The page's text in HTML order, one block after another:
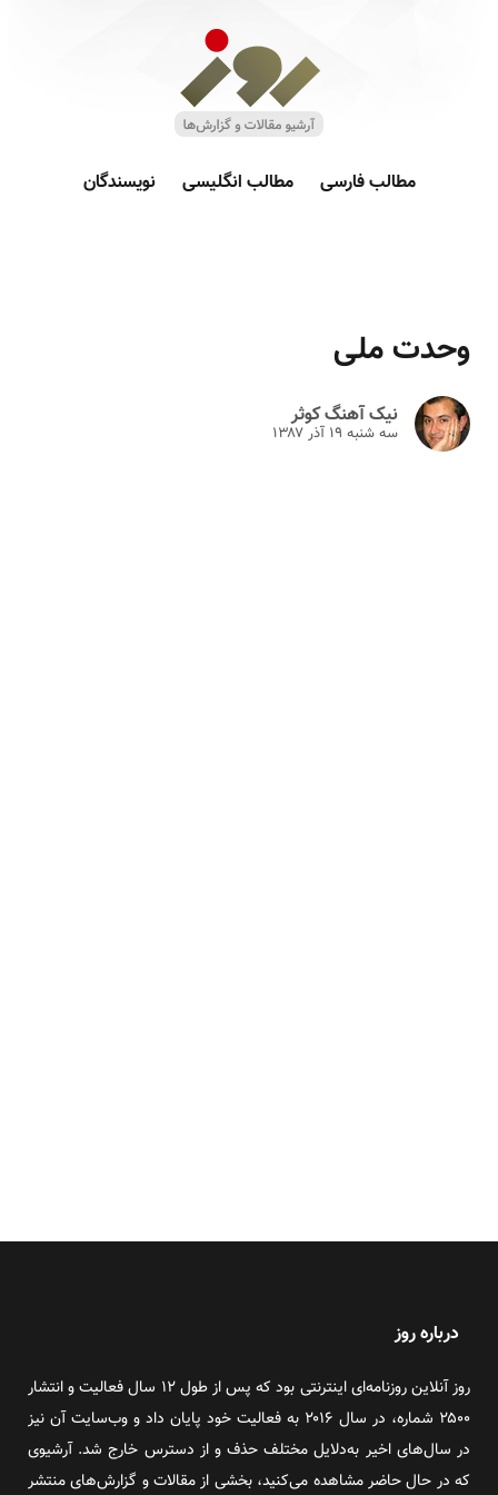
مطالب فارسی مطالب انگلیسی نویسندگان
وحدت ملی
نیک آهنگ کوثر
سه شنبه ۱۹ آذر ۱۳۸۷
درباره روز
روز آنلاین روزنامه‌ای اینترنتی بود که پس از طول ۱۲ سال فعالیت و انتشار
۲۵۰۰ شماره، در سال ۲۰۱۶ به فعالیت خود پایان داد و وب‌سایت آن نیز
در سال‌های اخیر به‌دلایل مختلف حذف و از دسترس خارج شد. آرشیوی
که در حال حاضر مشاهده می‌کنید، بخشی از مقالات و گزارش‌های منتشر